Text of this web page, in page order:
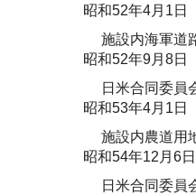
昭和52年4月1日
施設内海軍道
昭和52年9月8日
日米合同委員
昭和53年4月1日
施設内農道用
昭和54年12月6日
日米合同委員